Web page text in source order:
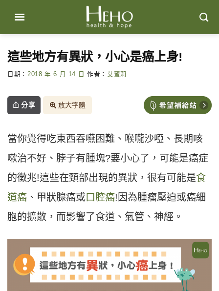
content
這些地方有異狀，小心是癌上身!
日期： 2018 年 6 月 14 日 作者： 艾蜜莉
分享 放大字體
當你覺得吃東西吞嚥困難、喉嚨沙啞、長期咳
嗽治不好、脖子有腫塊?要小心了，可能是癌症
的徵兆!這些在頸部出現的異狀，很有可能是食
道癌 、甲狀腺癌或口腔癌!因為腫瘤壓迫或癌細
胞的擴散，而影響了食道、氣管、神經。